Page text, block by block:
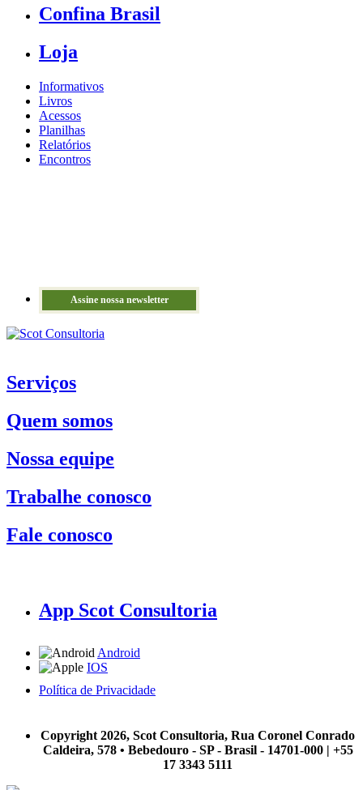
Confina Brasil
Loja
Informativos
Livros
Acessos
Planilhas
Relatórios
Encontros
Assine nossa newsletter
Serviços
Quem somos
Nossa equipe
Trabalhe conosco
Fale conosco
App Scot Consultoria
Android
IOS
Política de Privacidade
Copyright 2026, Scot Consultoria, Rua Coronel Conrado
Caldeira, 578 • Bebedouro - SP - Brasil - 14701-000 | +55
17 3343 5111